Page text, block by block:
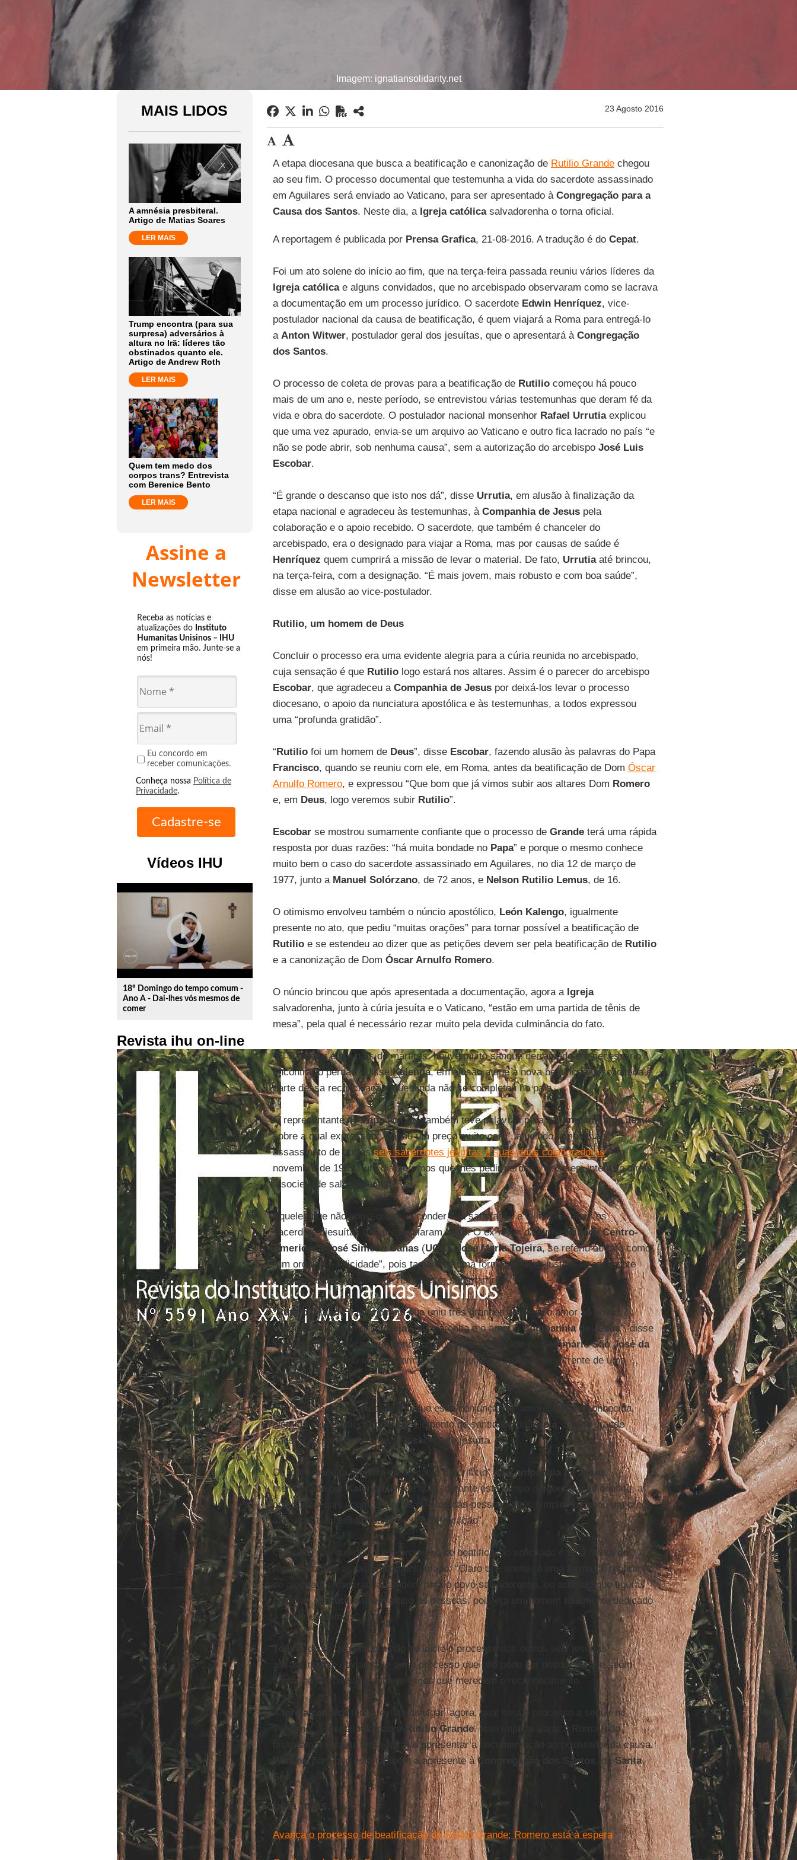
Imagem: ignatiansolidarity.net
MAIS LIDOS
A amnésia presbiteral.
Artigo de Matias Soares
LER MAIS
Trump encontra (para sua
surpresa) adversários à
altura no Irã: líderes tão
obstinados quanto ele.
Artigo de Andrew Roth
LER MAIS
Quem tem medo dos
corpos trans? Entrevista
com Berenice Bento
LER MAIS
Assine a
Newsletter
Receba as notícias e
atualizações do Instituto
Humanitas Unisinos – IHU
em primeira mão. Junte-se a
nós!
Eu concordo em
receber comunicações.
Conheça nossa Política de
Privacidade.
Vídeos IHU
play_circle_outline
18º Domingo do tempo comum -
Ano A - Dai-lhes vós mesmos de
comer
Revista ihu on-line
23 Agosto 2016
A etapa diocesana que busca a beatificação e canonização de Rutilio Grandechegou
ao seu fim. O processo documental que testemunha a vida do sacerdote assassinado
em Aguilares será enviado ao Vaticano, para ser apresentado à Congregação para a
Causa dos Santos. Neste dia, a Igreja católicasalvadorenha o torna oficial.
A reportagem é publicada por Prensa Grafica, 21-08-2016. A tradução é do Cepat.
Foi um ato solene do início ao fim, que na terça-feira passada reuniu vários líderes da
Igreja católicae alguns convidados, que no arcebispado observaram como se lacrava
a documentação em um processo jurídico. O sacerdote Edwin Henríquez, vice-
postulador nacional da causa de beatificação, é quem viajará a Roma para entregá-lo
a Anton Witwer, postulador geral dos jesuítas, que o apresentará à Congregação
dos Santos.
O processo de coleta de provas para a beatificação de Rutiliocomeçou há pouco
mais de um ano e, neste período, se entrevistou várias testemunhas que deram fé da
vida e obra do sacerdote. O postulador nacional monsenhor Rafael Urrutiaexplicou
que uma vez apurado, envia-se um arquivo ao Vaticano e outro fica lacrado no país “e
não se pode abrir, sob nenhuma causa”, sem a autorização do arcebispo José Luis
Escobar.
“É grande o descanso que isto nos dá”, disse Urrutia, em alusão à finalização da
etapa nacional e agradeceu às testemunhas, à Companhia de Jesuspela
colaboração e o apoio recebido. O sacerdote, que também é chanceler do
arcebispado, era o designado para viajar a Roma, mas por causas de saúde é
Henríquez quem cumprirá a missão de levar o material. De fato, Urrutiaaté brincou,
na terça-feira, com a designação. “É mais jovem, mais robusto e com boa saúde”,
disse em alusão ao vice-postulador.
Rutilio, um homem de Deus
Concluir o processo era uma evidente alegria para a cúria reunida no arcebispado,
cuja sensação é que Rutiliologo estará nos altares. Assim é o parecer do arcebispo
Escobar, que agradeceu a Companhia de Jesuspor deixá-los levar o processo
diocesano, o apoio da nunciatura apostólica e às testemunhas, a todos expressou
uma “profunda gratidão”.
“Rutiliofoi um homem de Deus”, disse Escobar, fazendo alusão às palavras do Papa
Francisco, quando se reuniu com ele, em Roma, antes da beatificação de Dom Óscar
Arnulfo Romero, e expressou “Que bom que já vimos subir aos altares Dom Romero
e, em Deus, logo veremos subir Rutilio”.
Escobarse mostrou sumamente confiante que o processo de Grandeterá uma rápida
resposta por duas razões: “há muita bondade no Papa” e porque o mesmo conhece
muito bem o caso do sacerdote assassinado em Aguilares, no dia 12 de março de
1977, junto a Manuel Solórzano, de 72 anos, e Nelson Rutilio Lemus, de 16.
O otimismo envolveu também o núncio apostólico, León Kalengo, igualmente
presente no ato, que pediu “muitas orações” para tornar possível a beatificação de
Rutilioe se estendeu ao dizer que as petições devem ser pela beatificação de Rutilio
e a canonização de Dom Óscar Arnulfo Romero.
O núncio brincou que após apresentada a documentação, agora a Igreja
salvadorenha, junto à cúria jesuíta e o Vaticano, “estão em uma partida de tênis de
mesa”, pela qual é necessário rezar muito pela devida culminância do fato.
“El Salvador é um país de mártires, houve muito sangue derramado e é necessário
encontrar o perdão”, disseKalenga, em alusão a que a nova beatificação solicitada é
parte dessa reconciliação, que ainda não se completou no país.
O representante doPapano país também teve palavras para aCompanhia de Jesus,
sobre a qual expressou: “pagou um preço muito caro”, aludindo também ao
assassinato de outrosseis sacerdotes jesuítas e suas duas colaboradoras, em
novembro de 1989: “um dia, teremos que lhes pedir perdão”, disse em intenção direta
à sociedade salvadorenha.
Aqueles que não conseguiam esconder sua satisfação e felicidade eram os
sacerdotes jesuítas que presenciaram o ato. O ex-reitor daUniversidade Centro-
Americana José Simeón Cañas(UCA), José María Tojeira, se referiu ao fato como
“um orgulho e felicidade”, pois também é uma forma de fazer justiça ao sacerdote
assassinado, no sentido de reconhecer seu martírio.
“Rutilio Grandeé um homem que uniu três grandes amores: o amor ao povo
salvadorenho, o amor àIgrejasalvadorenha e o amor àCompanhia de Jesus”, disse
Tojeira
, que destacou que sendo um formador renomado no
Seminário São José da
Montanha, preferiu se transferir a uma comunidade, para estar à frente de uma
paróquia.
“Para nós é uma grande alegria que essa conjunção de amores seja reconhecida,
além de seu martírio, como um elemento de santidade daIgreja
. É uma grande
satisfação para todos”, disse o sacerdote jesuíta.
De igual maneira,Tojeira comentou o “sacrifício” daCompanhia de Jesus,
mencionado porKalenga
. Disse que, “durante este tempo de guerra e de conflito, a
companhia quis acompanhar os direitos das pessoas mais simples e pagou um preço
alto, mas também faz parte de nossa vocação”.
O jesuíta não duvidou que o processo de beatificação solicitado é uma forma de
reparação pelo assassinato consumado: “Claro que anima, é uma forma de reparação,
de alegria, de esperança também para o povo salvadorenho, eu acredito que figuras
como as de
Rutiliounem muito as pessoas, pois era um homem totalmente dedicado
a servir os demais”.
Tojeira disse que embora não se inicie o processo dos outros seis jesuítas
assassinados, obviamente é um processo que não pode ser detido, porque, além
disso, há outros sacerdotes e leigos que merecem o reconhecimento.
A Igreja católicatem previsto divulgar, agora, qual será o processo a seguir no
Vaticano, a respeito do padre
Rutilio Grande. Isso implica viajar a Roma (não
disseram a data na terça-feira) e apresentar a documentação ao postulador da causa,
Witwer, para que este também a apresente àCongregação dos Santos , daSanta
Sé
Leia mais...
Avança o processo de beatificação de Rutilio Grande; Romero está à espera